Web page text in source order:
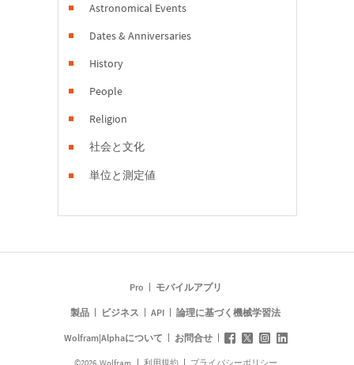
Astronomical Events
Dates & Anniversaries
History
People
Religion
社会と文化
単位と測定値
Pro モバイルアプリ
製品 ビジネス API 論理に基づく機械学習法
Wolfram|Alphaについて お問合せ
©2026 Wolfram 利用規約 プライバシーポリシー